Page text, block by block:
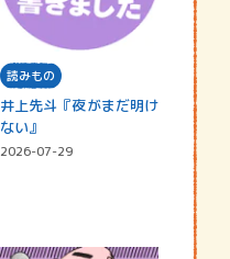
読みもの
井上先斗『夜がまだ明け
ない』
2026-07-29